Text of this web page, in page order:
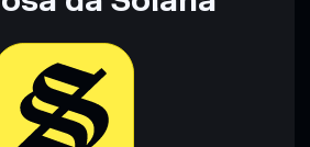
pelo rugcheck.xyz.